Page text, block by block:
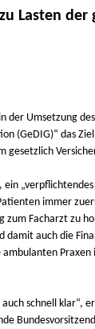
Lasten der
der Umsetzung
(GeDIG)“ das
gesetzlich
immer
zum Facharzt zu
damit auch die
Praxen
schnell klar“,